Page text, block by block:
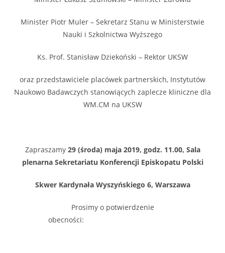
Minister Piotr Muler – Sekretarz Stanu w Ministerstwie
Nauki i Szkolnictwa Wyższego
Ks. Prof. Stanisław Dziekoński – Rektor UKSW
oraz przedstawiciele placówek partnerskich, Instytutów
Naukowo Badawczych stanowiących zaplecze kliniczne dla
WM.CM na UKSW
Zapraszamy 29 (środa) maja 2019, godz. 11.00, Sala
plenarna Sekretariatu Konferencji Episkopatu Polski
Skwer Kardynała Wyszyńskiego 6, Warszawa
Prosimy o potwierdzenie
obecności: